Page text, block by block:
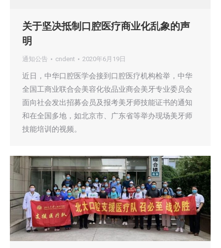
关于坚决抵制口腔医疗商业化乱象的声
明
通知公告 cndent 2020年6月19日
近日，中华口腔医学会接到口腔医疗机构检举，中华
全国工商业联合会美容化妆品业商会美牙专业委员会
面向社会发出招募会员及报考美牙师技能证书的通知
和在全国多地，如北京市、广东省等举办现场美牙师
技能培训的视频。